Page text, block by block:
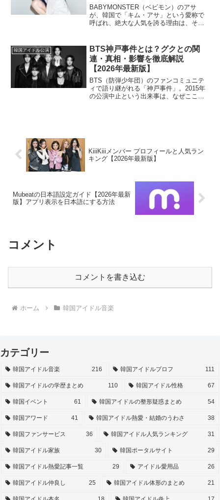
BABYMONSTER（ベビモン）のアサ
が、韓国で「キム・アサ」という愛称で
呼ばれ、絶大な人気を誇る理由は、その
ります。本記事では、アサが韓国で愛さ
れる理由を徹底的に分析...
韓国アイドル公演
BTS神戸事件とは？グクとの関
連・真相・影響を徹底解説
【2026年最新版】
BTS（防弾少年団）のファンコミュニテ
ィで語り継がれる「神戸事件」。2015年
の公演中止という出来事は、なぜここま
KiiiKiiiメンバー プロフィールと人気ラン
キング【2026年最新版】
Mubeatの日本語設定ガイド【2026年最新
版】アプリ表示を日本語にする方法
コメント
コメントを書き込む
ホーム 韓国アイドル音楽
カテゴリー
韓国アイドル音楽 216 韓国アイドルプロフ 111
韓国アイドルの学歴まとめ 110 韓国アイドル性格 67
韓国イベント 61 韓国アイドルの整形疑惑まとめ 54
韓国アワード 41 韓国アイドル熱愛・結婚のうわさ 38
韓国ファンサービス 36 韓国アイドル人気ランキング 31
韓国アイドル家族 30 韓国ポータルサイト 29
韓国アイドル熱愛記事一覧 29 アイドル愛用品 26
韓国アイドル仲良し 25 韓国アイドル体形のまとめ 21